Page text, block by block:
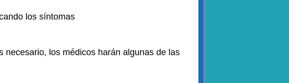
los síntomas
los médicos harán algunas de las